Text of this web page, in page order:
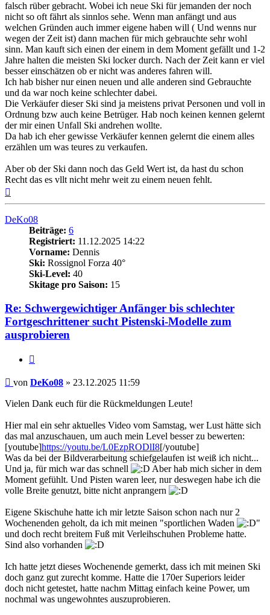
falsch rüber gebracht. Wobei ich neue Ski für jemanden der noch
nicht so oft fährt als sinnlos sehe. Wenn man anfängt und aus
welchen Gründen auch immer eigene haben will ( Und wenns nur
wegen der Zeit ist) dann machen für mich gebrauchte sehr wohl
sinn. Man kauft sich einen der einem in dem Moment gefällt und 1-2
Jahre halten die meisten Ski locker durch. Nach der Zeit kann er viel
besser einschätzen ob er nicht was anderes fahren will.
Ich hab bisher nur einen neuen und alle anderen sind Gebrauchte
und da war noch keine schlechter dabei.
Die Verkäufer dieser Ski sind ja meistens privat Personen und voll in
Ordnung bzw auch keine Betrüger. Hab noch keinen kennen gelernt
der mir einen Unfall Ski andrehen wollte.
Da hab ich eher gewisse Verkäufer kennen gelernt die einem alles
erzählen um was teures zu verkaufen.
Aber ob der Ski dann noch das Geld Wert ist, da hast du schon
Recht das es vllt nicht mehr weit zu einem neuen fehlt.
DeKo08
Beiträge: 6
Registriert: 11.12.2025 14:22
Vorname: Dennis
Ski: Rossignol Forza 40°
Ski-Level: 40
Skitage pro Saison: 15
Re: Schwergewichtiger Anfänger bis schlechter
Fortgeschrittener sucht Pistenski-Modelle zum
ausprobieren
Beitrag
von DeKo08 » 23.12.2025 11:59
Vielen Dank euch für die Rückmeldungen Leute!
Hier mal ein sehr aktuelles Video vom Samstag, wer Lust hätte sich
das mal anzuschauen, um auch mein Level besser zu bewerten:
[youtube]https://youtu.be/L0EzpRODlI8[/youtube]
Was da bei der Bildverarbeitung schiefgelaufen ist weiß ich nicht...
Und ja, für mich war das schnell
Aber hab mich sicher in dem
Moment gefühlt. Und Pisten waren leer, nur deswegen habe ich die
volle Breite genutzt, bitte nicht anprangern
Eigene Skischuhe hatte ich mir letzte Saison schon nach nur 2
Wochenenden geholt, da ich mit meinen "sportlichen Waden
"
und doch recht breitem Fuß mit Verleihschuhen Probleme hatte.
Sind also vorhanden
Ich hatte jetzt dieses Wochenende gemerkt, dass ich mit meinen Ski
doch ganz gut zurecht komme. Hatte die 170er Superiors leider
doch nicht getestet, hatte nachm Mittag einfach keine Power, um
nochmal was ungewohntes auszuprobieren.